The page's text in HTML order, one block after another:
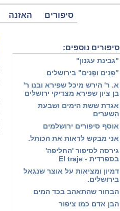
סיפורים האזנה
סיפורים נוספים:
"גבינת עגנון"
"פָּנִים ופְּנִים" בירושלים
א. ר' הירש מיכל שפירא ובנו ר'
בן ציון שפירא מצדיקי ירושלים
אגדת ששת הימים ושבעת
השערים
אוסף סיפורים ירושלמים
אני מבקש לראות את הכותל.
גירסה לסיפור 'החליפה'
בספרדית - El traje
דמיון ומציאות על אוצר שנגאל
בירושלים.
הבחור שהתאהב בכד המים
הבן אדם כמו ציפור